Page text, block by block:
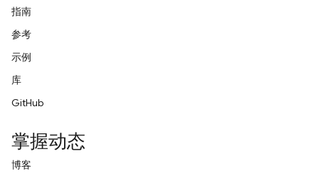
指南
参考
示例
库
GitHub
掌握动态
博客